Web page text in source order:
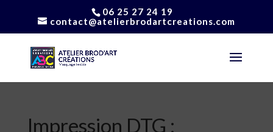
06 25 27 24 19
contact@atelierbrodartcreations.com
Impression DTG :